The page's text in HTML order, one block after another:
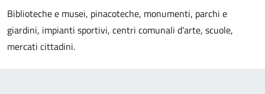
Biblioteche e musei, pinacoteche, monumenti, parchi e
giardini, impianti sportivi, centri comunali d'arte, scuole,
mercati cittadini.